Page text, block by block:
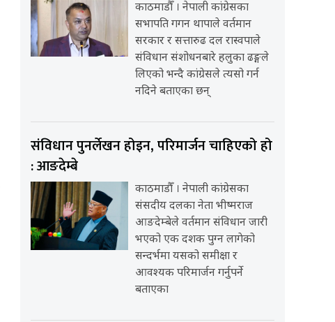
काठमाडौँ । नेपाली कांग्रेसका
सभापति गगन थापाले वर्तमान
सरकार र सत्तारुढ दल रास्वपाले
संविधान संशोधनबारे हलुका ढङ्गले
लिएको भन्दै कांग्रेसले त्यसो गर्न
नदिने बताएका छन्
संविधान पुनर्लेखन होइन, परिमार्जन चाहिएको हो
: आङदेम्बे
काठमाडौँ । नेपाली कांग्रेसका
संसदीय दलका नेता भीष्मराज
आङदेम्बेले वर्तमान संविधान जारी
भएको एक दशक पुग्न लागेको
सन्दर्भमा यसको समीक्षा र
आवश्यक परिमार्जन गर्नुपर्ने
बताएका